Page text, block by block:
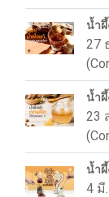
น้ำ
27
น้ำผึ้
23
น้ำผึ้
4 มี